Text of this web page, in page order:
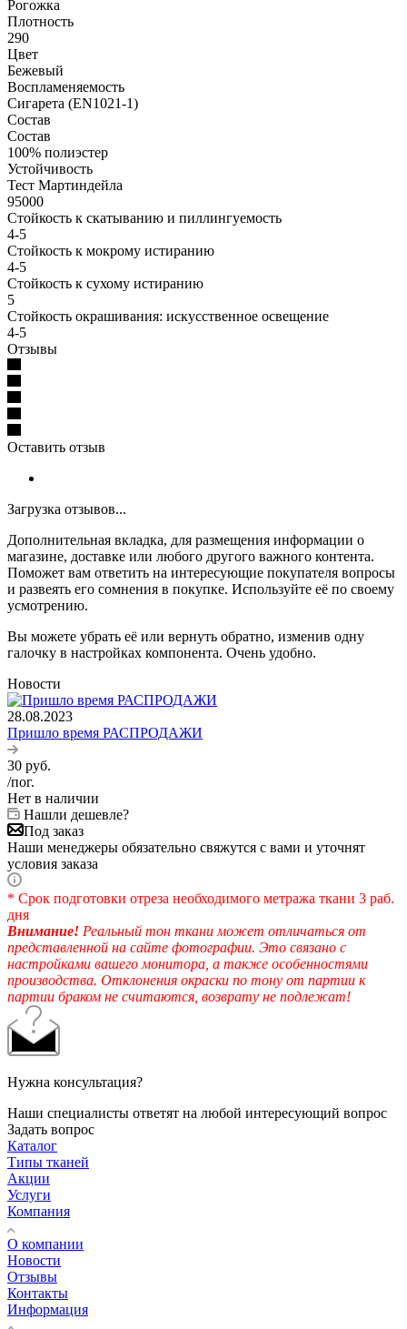
Рогожка
Плотность
290
Цвет
Бежевый
Воспламеняемость
Сигарета (EN1021-1)
Состав
Состав
100% полиэстер
Устойчивость
Тест Мартиндейла
95000
Стойкость к скатыванию и пиллингуемость
4-5
Стойкость к мокрому истиранию
4-5
Стойкость к сухому истиранию
5
Стойкость окрашивания: искусственное освещение
4-5
Отзывы
Оставить отзыв
Загрузка отзывов...
Дополнительная вкладка, для размещения информации о
магазине, доставке или любого другого важного контента.
Поможет вам ответить на интересующие покупателя вопросы
и развеять его сомнения в покупке. Используйте её по своему
усмотрению.
Вы можете убрать её или вернуть обратно, изменив одну
галочку в настройках компонента. Очень удобно.
Новости
28.08.2023
Пришло время РАСПРОДАЖИ
30 руб.
/пог.
Нет в наличии
Нашли дешевле?
Под заказ
Наши менеджеры обязательно свяжутся с вами и уточнят
условия заказа
* Срок подготовки отреза необходимого метража ткани 3 раб.
дня
Внимание! Реальный тон ткани может отличаться от
представленной на сайте фотографии. Это связано с
настройками вашего монитора, а также особенностями
производства. Отклонения окраски по тону от партии к
партии браком не считаются, возврату не подлежат!
Нужна консультация?
Наши специалисты ответят на любой интересующий вопрос
Задать вопрос
Каталог
Типы тканей
Акции
Услуги
Компания
О компании
Новости
Отзывы
Контакты
Информация